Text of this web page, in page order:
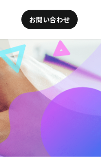
お問い合わせ